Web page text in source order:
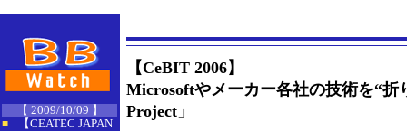
【 2009/10/09 】
■
【CEATEC JAPAN
【CeBIT 2006】
Microsoftやメーカー各社の技術を“折
Project」